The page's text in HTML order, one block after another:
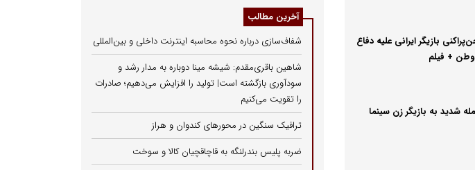
بازیگر ایرانی علیه دفاع
وطن + فیلم
شدید به بازیگر زن سینما
آخرین مطالب
شفاف‌سازی درباره نحوه محاسبه اینترنت داخلی و بین‌المللی
شاهین باقری‌مقدم: شیشه مینا دوباره به مدار رشد و
سودآوری بازگشته است| تولید را افزایش می‌دهیم؛ صادرات
را تقویت می‌کنیم
ترافیک سنگین در محورهای کندوان و هراز
ضربه پلیس بندرلنگه به قاچاقچیان کالا و سوخت